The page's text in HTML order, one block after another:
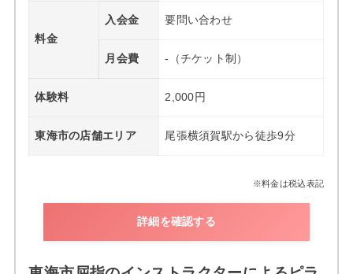
料金
入会金 要問い合わせ
月会費 -（チケット制）
体験料 2,000円
東海市の店舗エリア 尾張横須賀駅から徒歩9分
※料金は税込表記
詳細を確認する